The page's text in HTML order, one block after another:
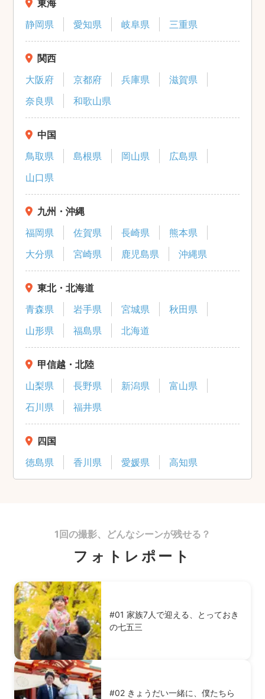
東海
静岡県
愛知県 岐阜県 三重県
関西
大阪府
京都府 兵庫県
滋賀県
奈良県
和歌山県
中国
鳥取県
島根県 岡山県
広島県
山口県
九州・沖縄
福岡県
佐賀県 長崎県
熊本県
大分県
宮崎県 鹿児島県 沖縄県
東北・北海道
青森県
岩手県 宮城県
秋田県
山形県
福島県 北海道
甲信越・北陸
山梨県
長野県 新潟県
富山県
石川県
福井県
四国
徳島県
香川県 愛媛県 高知県
1回の撮影、どんなシーンが残せる？
フォトレポート
#01 家族7人で迎える、とっておき
の七五三
#02 きょうだい一緒に、僕たちら